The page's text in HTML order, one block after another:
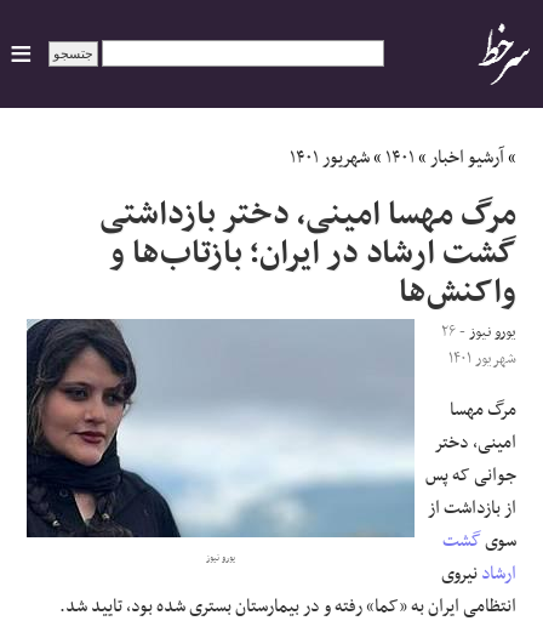
ایران
سیاسی
اقتصاد
ورزشی
جهان
اجتماعی
حوادث
علوم و فن آوری
»آرشیو اخبار»۱۴۰۱»شهریور ۱۴۰۱
مرگ مهسا امینی، دختر بازداشتی
گشت ارشاد در ایران؛ بازتاب‌ها و
واکنش‌ها
یورو نیوز
یورو نیوز - ۲۶
شهریور ۱۴۰۱
مرگ مهسا
امینی، دختر
جوانی که پس
از بازداشت از
سویگشت
ارشادنیروی
انتظامی ایران به «کما» رفته و در بیمارستان بستری شده بود، تایید شد.